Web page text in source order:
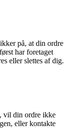
på, at din ordre
har foretaget
eller slettes af dig.
vil din ordre ikke
eller kontakte